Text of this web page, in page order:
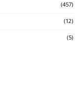
(457)
(12)
(5)